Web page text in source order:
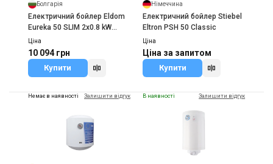
Болгарія
Електричний бойлер Eldom
Eureka 50 SLIM 2x0.8 kW
WV05039D
Ціна
10 094 грн
Купити
Німеччина
Електричний бойлер Stiebel
Eltron PSH 50 Classic
Ціна
Ціна за запитом
Купити
Немає в наявності Залишити відгук В наявності Залишити відгук